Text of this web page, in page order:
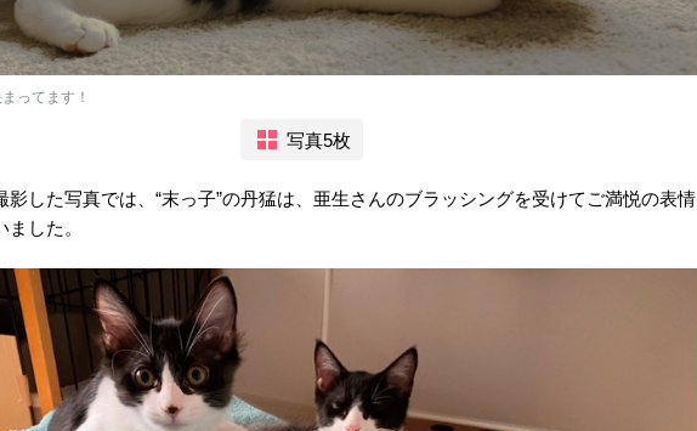
ってます！
写真5枚
影した写真では、“末っ子”の丹猛は、亜生さんのブラッシングを受けてご満悦の表情
した。